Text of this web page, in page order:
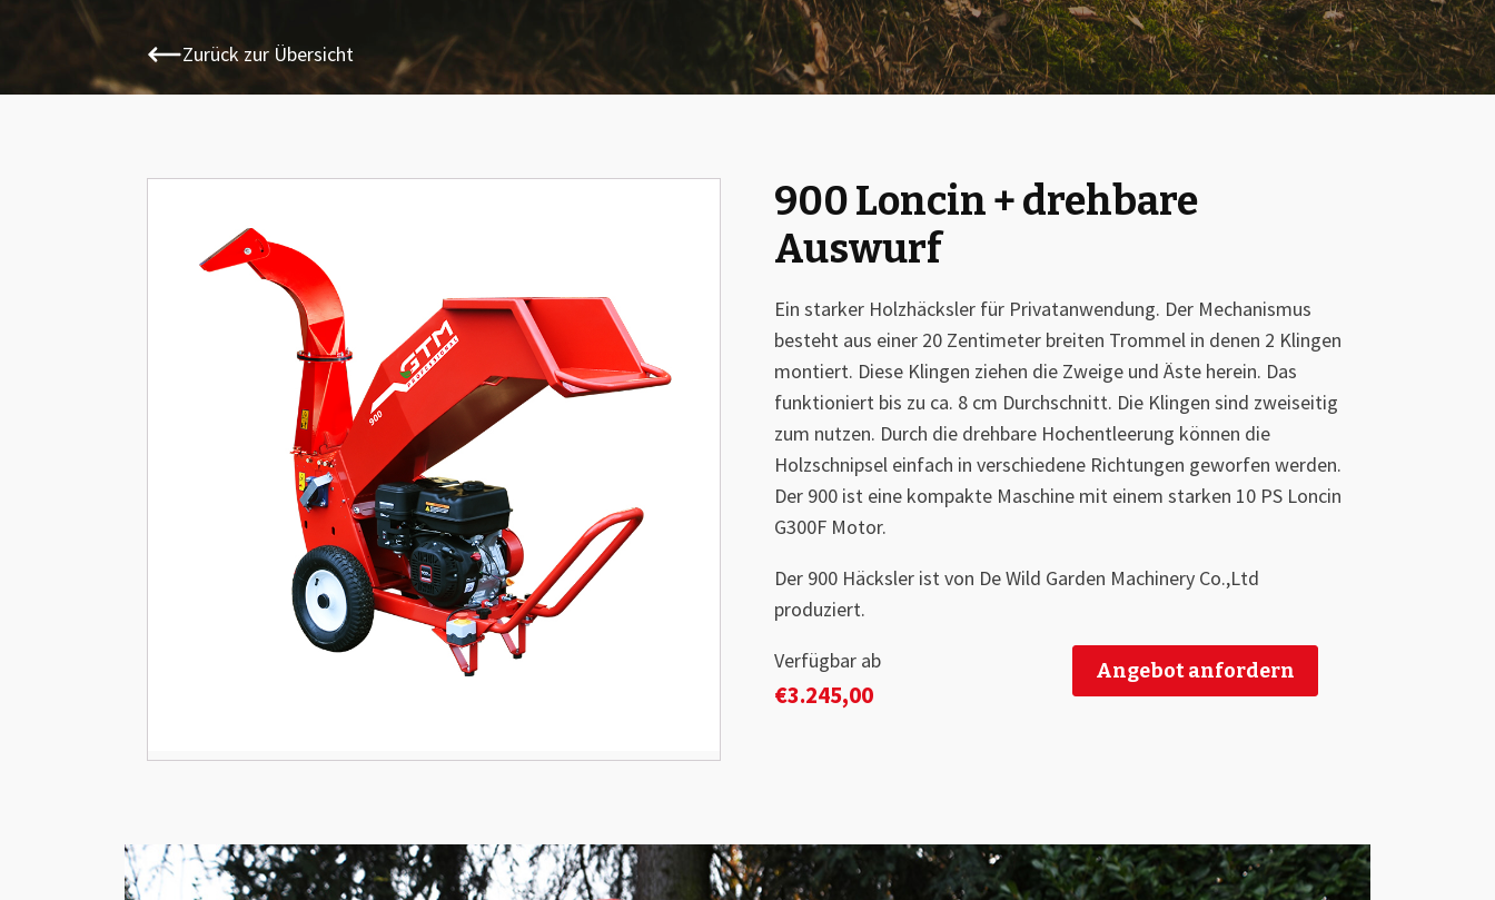
Zurück zur Übersicht
900 Loncin + drehbare
Auswurf
Ein starker Holzhäcksler für Privatanwendung. Der Mechanismus
besteht aus einer 20 Zentimeter breiten Trommel in denen 2 Klingen
montiert. Diese Klingen ziehen die Zweige und Äste herein. Das
funktioniert bis zu ca. 8 cm Durchschnitt. Die Klingen sind zweiseitig
zum nutzen. Durch die drehbare Hochentleerung können die
Holzschnipsel einfach in verschiedene Richtungen geworfen werden.
Der 900 ist eine kompakte Maschine mit einem starken 10 PS Loncin
G300F Motor.
Der 900 Häcksler ist von De Wild Garden Machinery Co.,Ltd
produziert.
Verfügbar ab
€3.245,00
Angebot anfordern